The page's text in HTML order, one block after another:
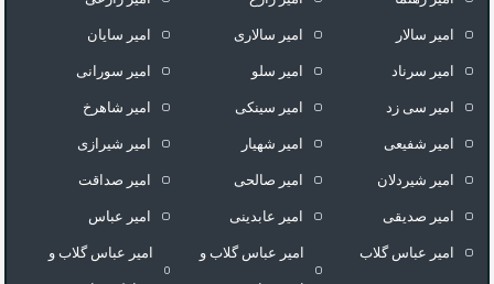
امیر سالار امیر سالاری امیر سایان
امیر سرناد امیر سلو امیر سورانی
امیر سی زد امیر سینکی امیر شاهرخ
امیر شفیعی امیر شهیار امیر شیرازی
امیر شیردلان امیر صالحی امیر صداقت
امیر صدیقی امیر عابدینی امیر عباس
امیر عباس گلاب امیر عباس گلاب و امیر عباس گلاب و